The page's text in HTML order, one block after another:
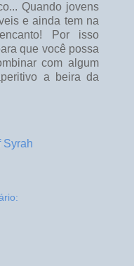
Quando jovens
e ainda tem na
Por isso
que você possa
com algum
a beira da
Syrah